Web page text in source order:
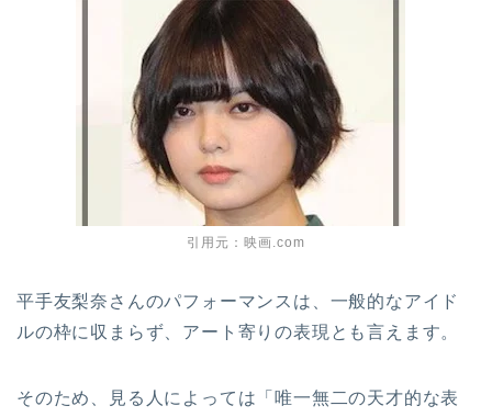
引用元：映画.com
平手友梨奈さんのパフォーマンスは、一般的なアイド
ルの枠に収まらず、アート寄りの表現とも言えます。
そのため、見る人によっては「唯一無二の天才的な表